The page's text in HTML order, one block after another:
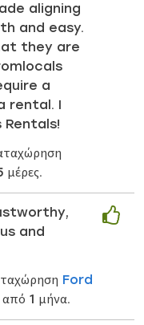
aligning
and easy.
they are
a
I
Rentals!
μέρες.
and
Ford
από 1 μήνα.